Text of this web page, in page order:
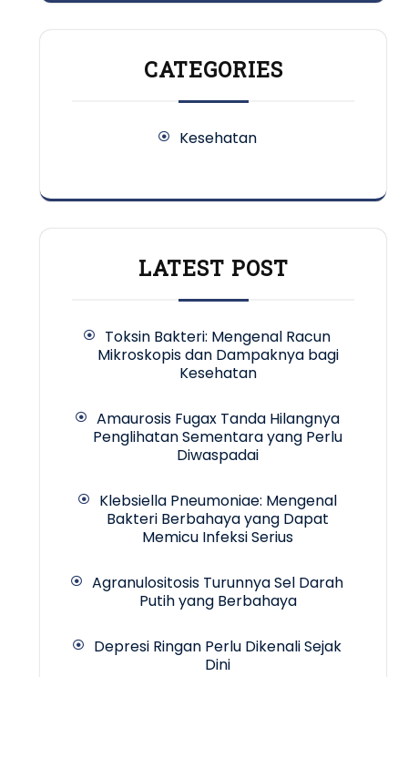
CATEGORIES
Kesehatan
LATEST POST
Toksin Bakteri: Mengenal Racun
Mikroskopis dan Dampaknya bagi
Kesehatan
Amaurosis Fugax Tanda Hilangnya
Penglihatan Sementara yang Perlu
Diwaspadai
Klebsiella Pneumoniae: Mengenal
Bakteri Berbahaya yang Dapat
Memicu Infeksi Serius
Agranulositosis Turunnya Sel Darah
Putih yang Berbahaya
Depresi Ringan Perlu Dikenali Sejak
Dini